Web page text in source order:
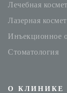
Лечебная
Лазерная
Инъекционное
Стоматология
О КЛИНИКЕ